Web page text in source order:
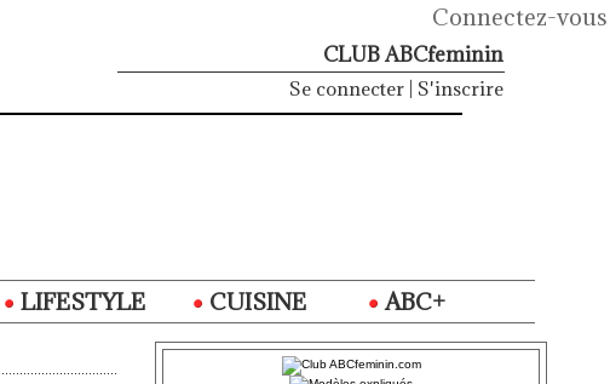
Connectez-vous
CLUB ABCfeminin
Se connecter S'inscrire
LIFESTYLE CUISINE
ABC+